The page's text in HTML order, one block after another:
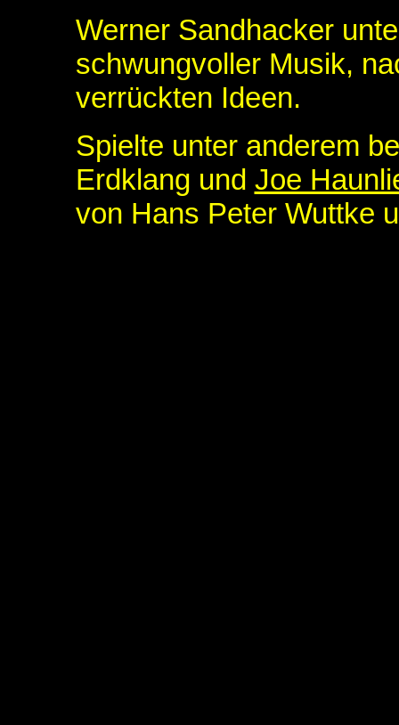
Werner Sandhacker
schwungvoller Musik,
verrückten Ideen.
Spielte unter anderem
Erdklang und Joe
von Hans Peter Wuttke